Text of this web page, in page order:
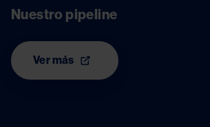
Nuestro pipeline
Ver más